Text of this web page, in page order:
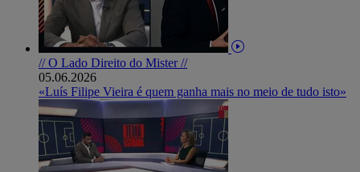
// O Lado Direito do Mister //
05.06.2026
«Luís Filipe Vieira é quem ganha mais no meio de tudo isto»